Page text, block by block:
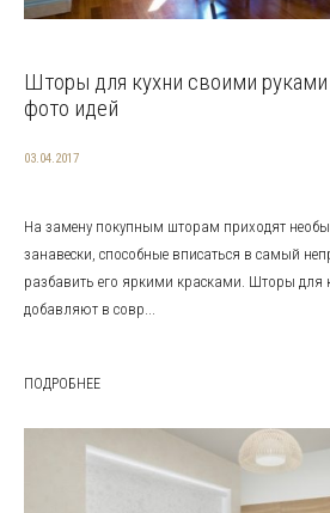
Шторы для кухни своими
фото идей
03.04.2017
На замену покупным шторам приходят
занавески, способные вписаться в самый
разбавить его яркими красками. Шторы для
добавляют в совр...
ПОДРОБНЕЕ